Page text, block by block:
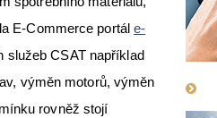
E-Commerce portál e-
služeb CSAT například
výměn motorů, výměn
rovněž stojí